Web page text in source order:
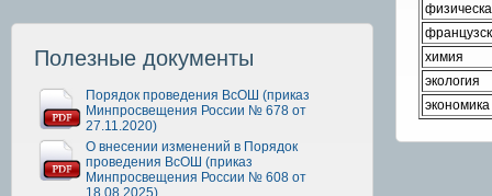
Полезные документы
Порядок проведения ВсОШ (приказ
Минпросвещения России № 678 от
27.11.2020)
О внесении изменений в Порядок
проведения ВсОШ (приказ
Минпросвещения России № 608 от
18.08.2025)
химия
экология
экономика